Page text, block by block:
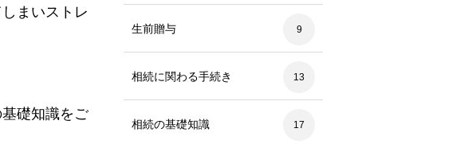
まいストレ
礎知識をご
生前贈与 9
相続に関わる手続き 13
相続の基礎知識 17